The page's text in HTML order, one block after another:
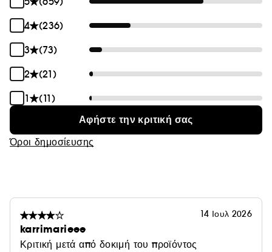
4
(236)
3
(73)
2
(21)
1
(11)
Αφήστε την κριτική σας
Όροι δημοσίευσης
14 Ιουλ 2026
karrimarieee
Κριτική μετά από δοκιμή του προϊόντος